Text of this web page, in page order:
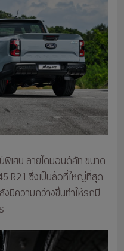
เศษ ลายไดมอนด์คัท ขนาด
R21 ซึ่งเป็นล้อที่ใหญ่ที่สุด
งมีความกว้างขึ้นทำให้รถมี